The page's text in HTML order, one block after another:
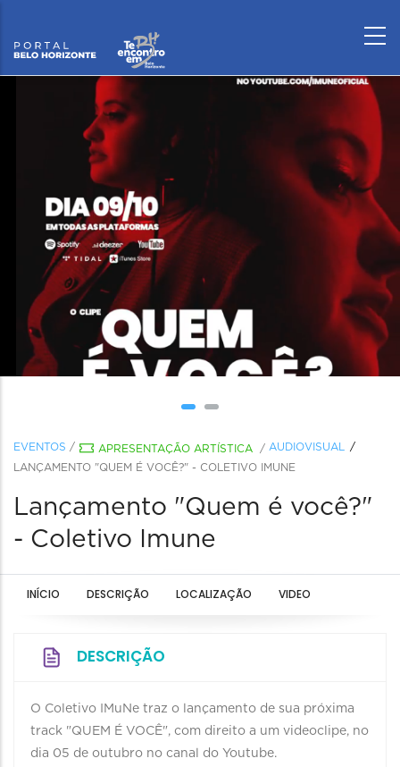
EVENTOS / APRESENTAÇÃO ARTÍSTICA / AUDIOVISUAL
LANÇAMENTO "QUEM É VOCÊ?" - COLETIVO IMUNE
Lançamento "Quem é você?"
- Coletivo Imune
INÍCIO DESCRIÇÃO LOCALIZAÇÃO VIDEO
DESCRIÇÃO
O Coletivo IMuNe traz o lançamento de sua próxima
track "QUEM É VOCÊ", com direito a um videoclipe, no
dia 05 de outubro no canal do Youtube.